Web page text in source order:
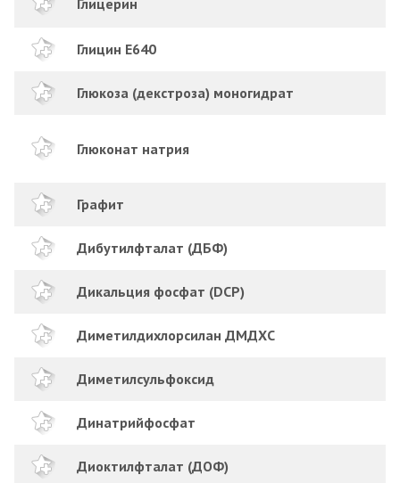
Глицин Е640
Глюкоза (декстроза) моногидрат
Глюконат натрия
Графит
Дибутилфталат (ДБФ)
Дикальция фосфат (DCP)
Диметилдихлорсилан ДМДХС
Диметилсульфоксид
Динатрийфосфат
Диоктилфталат (ДОФ)